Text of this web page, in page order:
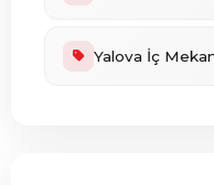
Yalova İç